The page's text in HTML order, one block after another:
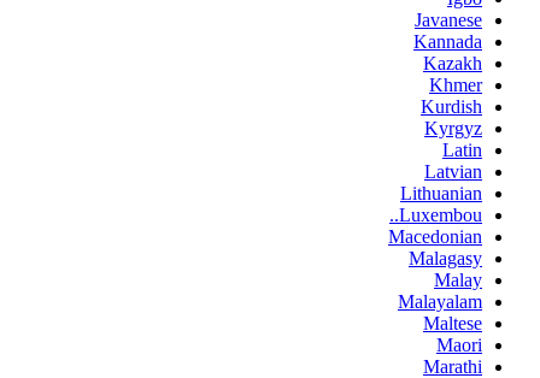
Javanese
Kannada
Kazakh
Khmer
Kurdish
Kyrgyz
Latin
Latvian
Lithuanian
Luxembou..
Macedonian
Malagasy
Malay
Malayalam
Maltese
Maori
Marathi